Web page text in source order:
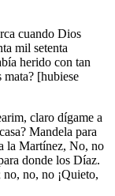
cuando Dios
mil setenta
herido con tan
[hubiese
claro dígame a
Mandela para
la Martínez, No, no
donde los Díaz.
no, no ¡Quieto,